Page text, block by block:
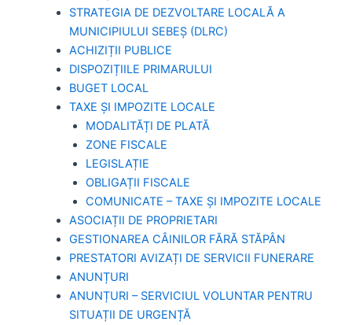
STRATEGIA DE DEZVOLTARE LOCALĂ A
MUNICIPIULUI SEBEȘ (DLRC)
ACHIZIȚII PUBLICE
DISPOZIȚIILE PRIMARULUI
BUGET LOCAL
TAXE ȘI IMPOZITE LOCALE
MODALITĂȚI DE PLATĂ
ZONE FISCALE
LEGISLAȚIE
OBLIGAȚII FISCALE
COMUNICATE – TAXE ȘI IMPOZITE LOCALE
ASOCIAȚII DE PROPRIETARI
GESTIONAREA CÂINILOR FĂRĂ STĂPÂN
PRESTATORI AVIZAȚI DE SERVICII FUNERARE
ANUNȚURI
ANUNȚURI – SERVICIUL VOLUNTAR PENTRU
SITUAȚII DE URGENȚĂ